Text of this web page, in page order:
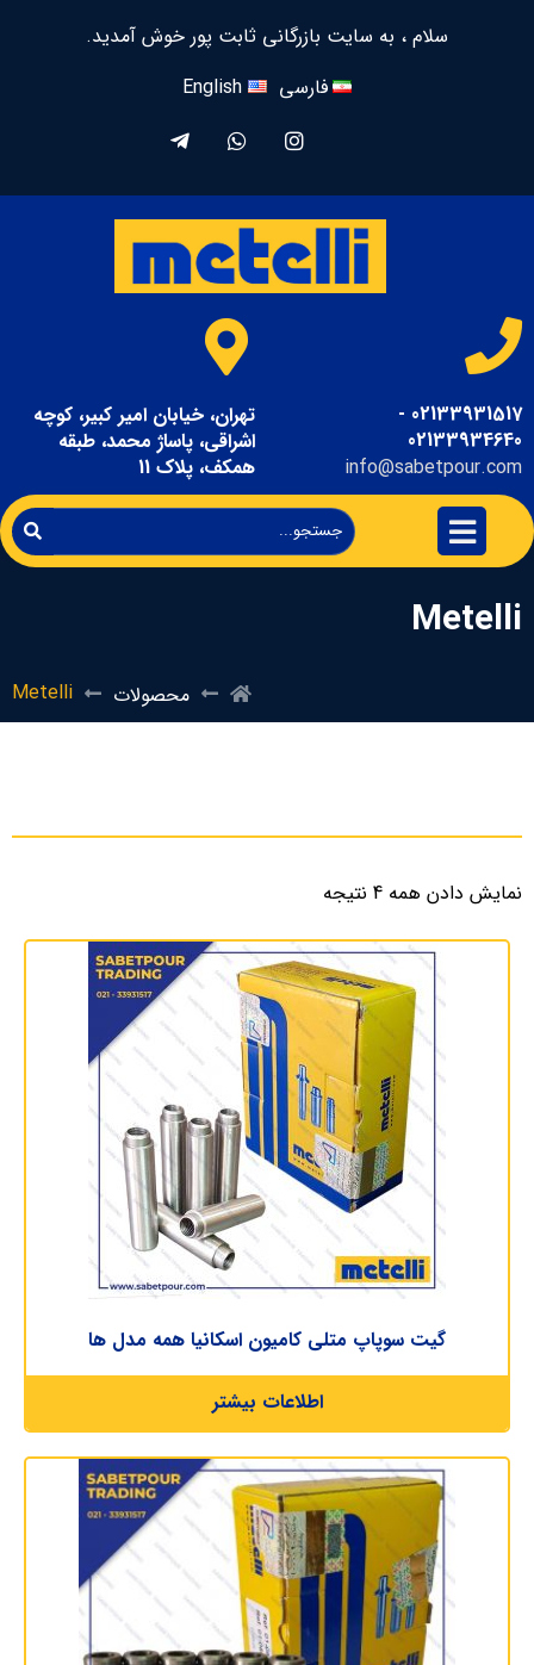
سلام ، به سایت بازرگانی ثابت پور خوش آمدید.
فارسی
English
02133931517 -
02133934640
info@sabetpour.com
تهران، خیابان امیر کبیر، کوچه
اشراقی، پاساژ محمد، طبقه
همکف، پلاک 11
Metelli
محصولات Metelli
نمایش دادن همه 4 نتیجه
گیت سوپاپ متلی کامیون اسکانیا همه مدل ها
اطلاعات بیشتر